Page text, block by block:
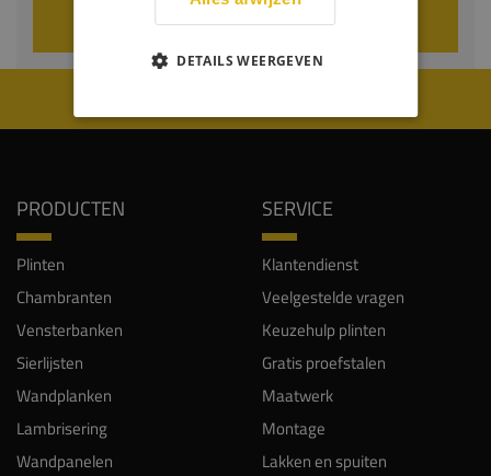
VOEG TOE AAN WINKELWAGEN
PRODUCTEN
Plinten
Chambranten
Vensterbanken
Sierlijsten
Wandplanken
Lambrisering
Wandpanelen
SERVICE
Klantendienst
Veelgestelde vragen
Keuzehulp plinten
Gratis proefstalen
Maatwerk
Montage
Lakken en spuiten
DETAILS WEERGEVEN